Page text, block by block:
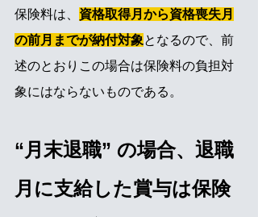
保険料は、 資格取得月から資格喪失月
の前月までが納付対象となるので、前
述のとおりこの場合は保険料の負担対
象にはならないものである。
“月末退職” の場合、退職
月に支給した賞与は保険